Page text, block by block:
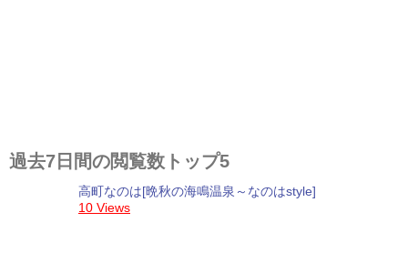
過去7日間の閲覧数トップ5
高町なのは[晩秋の海鳴温泉～なのはstyle]
10 Views